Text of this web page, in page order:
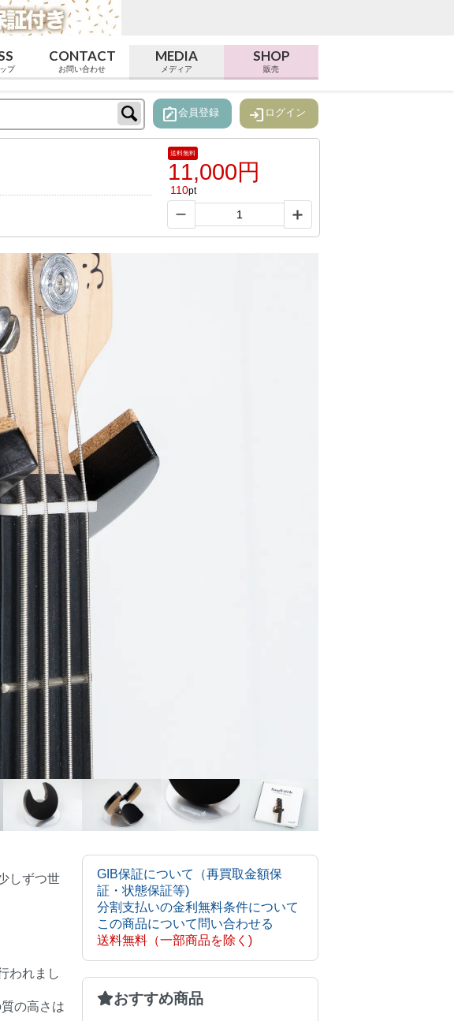
プ
CONTACT
お問い合わせ
MEDIA
メディア
SHOP
販売
note_alt会員登録 login ログイン
送料無料
11,000円
110pt
しずつ世
われまし
の高さは
GIB保証について（再買取金額保
証・状態保証等)
分割支払いの金利無料条件について
この商品について問い合わせる
送料無料（一部商品を除く)
おすすめ商品